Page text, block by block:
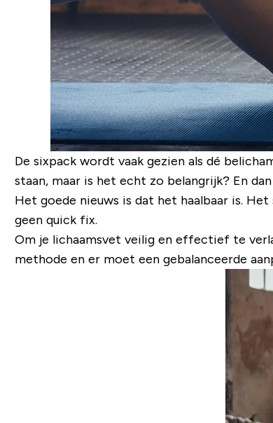
De sixpack wordt vaak gezien als dé
staan, maar is het echt zo belangrijk? En
Het goede nieuws is dat het haalbaar is.
geen quick fix.
Om je lichaamsvet veilig en effectief te
methode en er moet een gebalanceerde